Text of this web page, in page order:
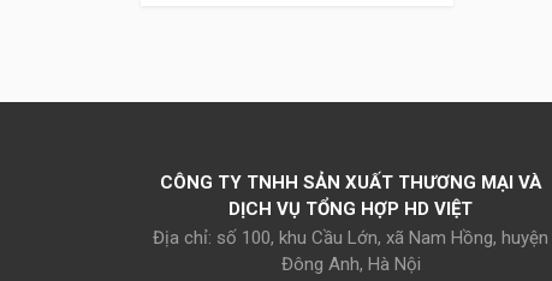
CÔNG TY TNHH SẢN XUẤT THƯƠNG MẠI VÀ
DỊCH VỤ TỔNG HỢP HD VIỆT
Địa chỉ: số 100, khu Cầu Lớn, xã Nam Hồng, huyện
Đông Anh, Hà Nội